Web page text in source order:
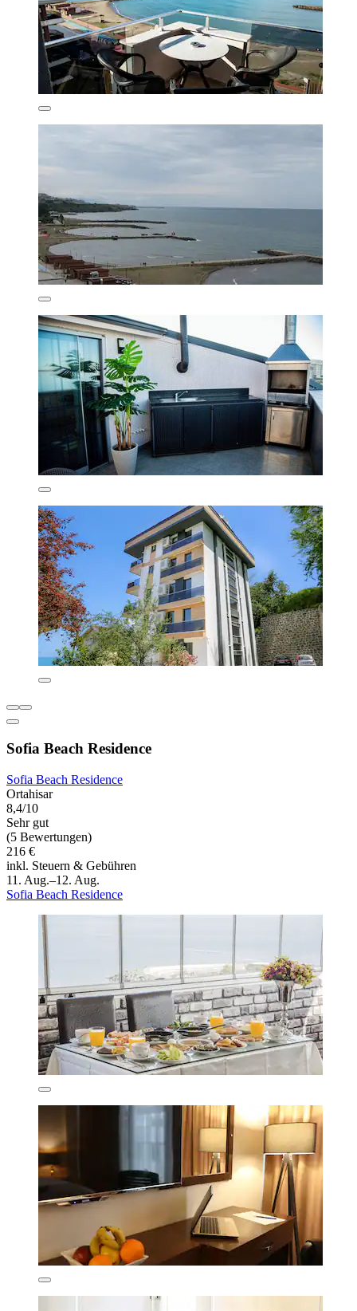
Sofia Beach Residence
Sofia Beach Residence
Ortahisar
8,4/10
Sehr gut
(5 Bewertungen)
216 €
inkl. Steuern & Gebühren
11. Aug.–12. Aug.
Sofia Beach Residence